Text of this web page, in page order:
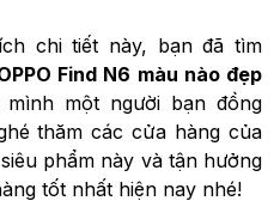
chi tiết này, bạn đã tìm
Find N6 màu nào đẹp
một người bạn đồng
thăm các cửa hàng của
phẩm này và tận hưởng
tốt nhất hiện nay nhé!